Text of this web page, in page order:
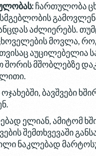
ჩართულობა
აძლიერებს.
მოვლა,
აუცილებელია
მშობლებზე
ბავშვები
ელიან, ამიტომ
შემთხვევაში
ნაკლებად